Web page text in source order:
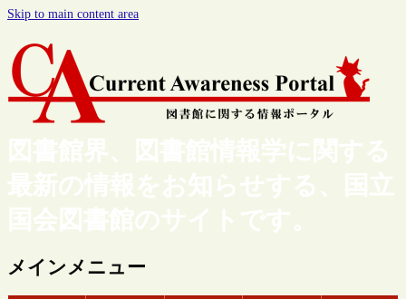
Skip to main content area
図書館界、図書館情報学に関する
最新の情報をお知らせする、国立
国会図書館のサイトです。
メインメニュー